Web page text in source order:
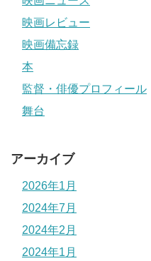
映画レビュー
映画備忘録
本
監督・俳優プロフィール
舞台
アーカイブ
2026年1月
2024年7月
2024年2月
2024年1月